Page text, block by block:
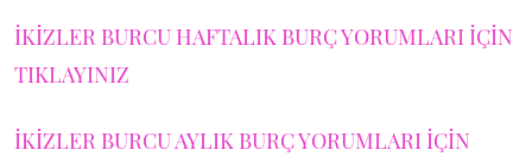
İKİZLER BURCU HAFTALIK BURÇ YORUMLARI İÇİN
TIKLAYINIZ
İKİZLER BURCU AYLIK BURÇ YORUMLARI İÇİN